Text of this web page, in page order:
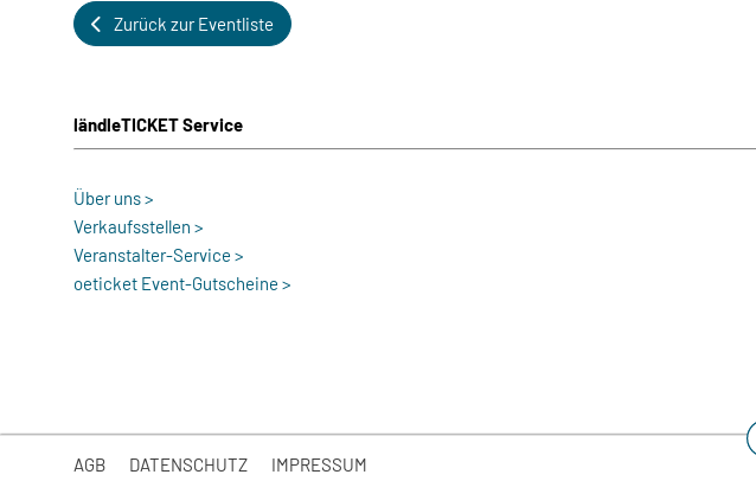
Zurück zur Eventliste
ländleTICKET Service
Über uns >
Verkaufsstellen >
Veranstalter-Service >
oeticket Event-Gutscheine >
AGB DATENSCHUTZ IMPRESSUM